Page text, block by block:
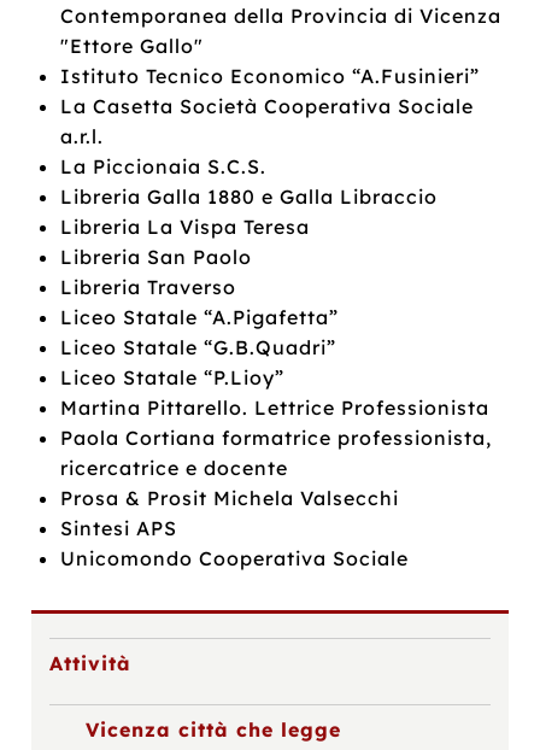
Contemporanea della Provincia di Vicenza
"Ettore Gallo"
Istituto Tecnico Economico “A.Fusinieri”
La Casetta Società Cooperativa Sociale
a.r.l.
La Piccionaia S.C.S.
Libreria Galla 1880 e Galla Libraccio
Libreria La Vispa Teresa
Libreria San Paolo
Libreria Traverso
Liceo Statale “A.Pigafetta”
Liceo Statale “G.B.Quadri”
Liceo Statale “P.Lioy”
Martina Pittarello. Lettrice Professionista
Paola Cortiana formatrice professionista,
ricercatrice e docente
Prosa & Prosit Michela Valsecchi
Sintesi APS
Unicomondo Cooperativa Sociale
Attività
Vicenza città che legge